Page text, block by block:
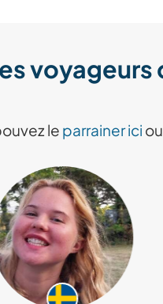
voyageurs
le parrainer ici